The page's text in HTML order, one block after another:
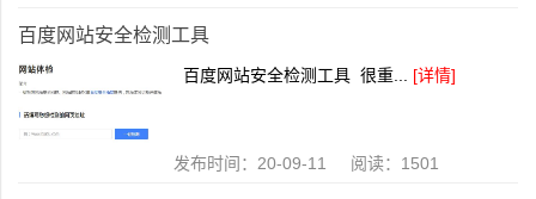
百度网站安全检测工具
百度网站安全检测工具 很重... [详情]
发布时间：20-09-11 阅读：1501